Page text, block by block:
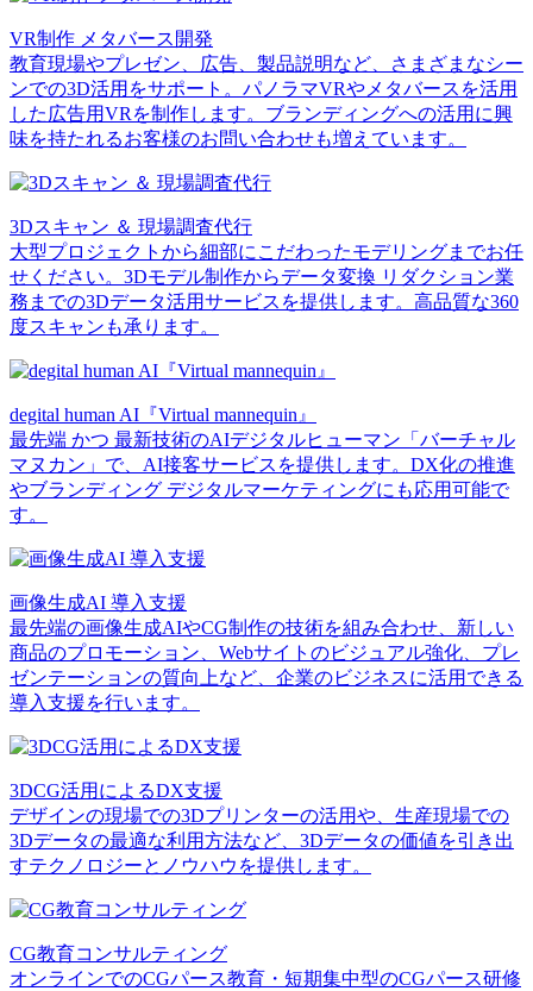
VR制作 メタバース開発
教育現場やプレゼン、広告、製品説明など、さまざまなシー
ンでの3D活用をサポート。パノラマVRやメタバースを活用
した広告用VRを制作します。ブランディングへの活用に興
味を持たれるお客様のお問い合わせも増えています。
3Dスキャン ＆ 現場調査代行
大型プロジェクトから細部にこだわったモデリングまでお任
せください。3Dモデル制作からデータ変換 リダクション業
務までの3Dデータ活用サービスを提供します。高品質な360
度スキャンも承ります。
degital human AI『Virtual mannequin』
最先端 かつ 最新技術のAIデジタルヒューマン「バーチャル
マヌカン」で、AI接客サービスを提供します。DX化の推進
やブランディング デジタルマーケティングにも応用可能で
す。
画像生成AI 導入支援
最先端の画像生成AIやCG制作の技術を組み合わせ、新しい
商品のプロモーション、Webサイトのビジュアル強化、プレ
ゼンテーションの質向上など、企業のビジネスに活用できる
導入支援を行います。
3DCG活用によるDX支援
デザインの現場での3Dプリンターの活用や、生産現場での
3Dデータの最適な利用方法など、3Dデータの価値を引き出
すテクノロジーとノウハウを提供します。
CG教育コンサルティング
オンラインでのCGパース教育・短期集中型のCGパース研修